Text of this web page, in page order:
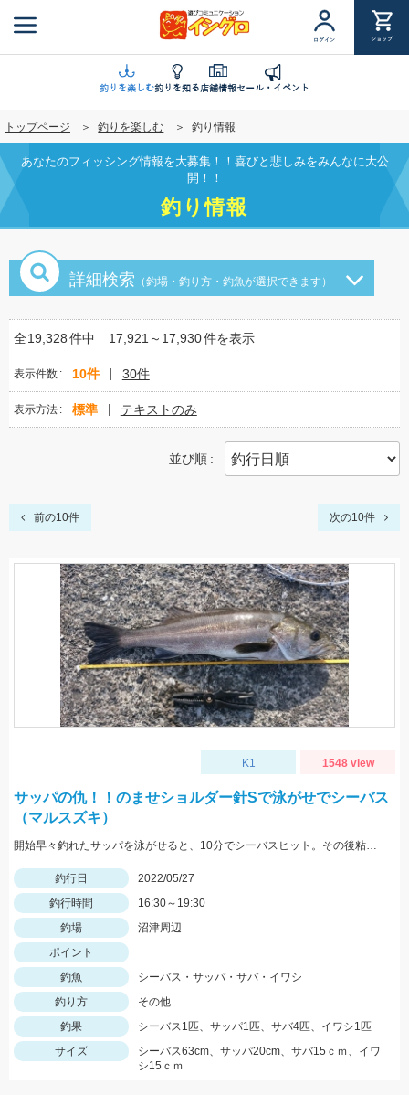
ン
に
移
動
ログイン ショップ
釣りを楽しむ釣りを知る店舗情報セール・イベント
トップページ 釣りを楽しむ 釣り情報
あなたのフィッシング情報を大募集！！喜びと悲しみをみんなに大公
開！！
釣り情報
詳細検索 （釣場・釣り方・釣魚が選択できます）
全19,328件中 17,921～17,930件を表示
表示件数 10件 30件
表示方法 標準 テキストのみ
並び順
前の10件 次の10件
K1 1548 view
サッパの仇！！のませショルダー針Sで泳がせでシーバス
（マルスズキ）
開始早々釣れたサッパを泳がせると、10分でシーバスヒット。その後粘るも肝心のアオリイカが釣れない。
釣行日
2022/05/27
釣行時間
16:30～19:30
釣場
沼津周辺
ポイント
釣魚
シーバス・サッパ・サバ・イワシ
釣り方
その他
釣果
シーバス1匹、サッパ1匹、サバ4匹、イワシ1匹
サイズ
シーバス63cm、サッパ20cm、サバ15ｃｍ、イワ
シ15ｃｍ